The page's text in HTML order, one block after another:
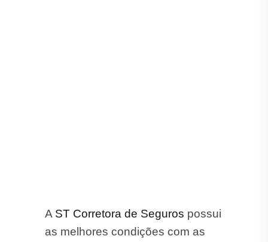
A ST Corretora de Seguros possui
as melhores condições com as